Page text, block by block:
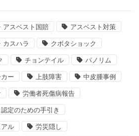
アスベスト国賠 アスベスト対策
カスハラ クボタショック
チョンテイル パノリム
ー 上肢障害 中皮腫事例
労働者死傷病報告
定のための手引き
ル 労災隠し